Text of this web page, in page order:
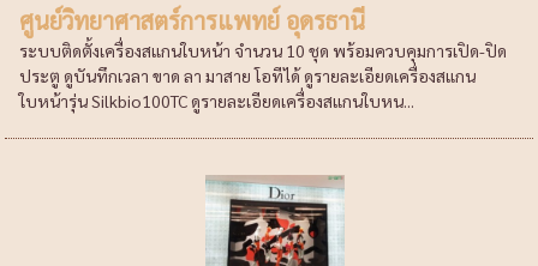
ศูนย์วิทยาศาสตร์การแพทย์ อุดรธานี
ระบบติดตั้งเครื่องสแกนใบหน้า จำนวน 10 ชุด พร้อมควบคุมการเปิด-ปิด
ประตู ดูบันทึกเวลา ขาด ลา มาสาย โอทีได้ ดูรายละเอียดเครื่องสแกน
ใบหน้ารุ่น Silkbio100TC ดูรายละเอียดเครื่องสแกนใบหน...